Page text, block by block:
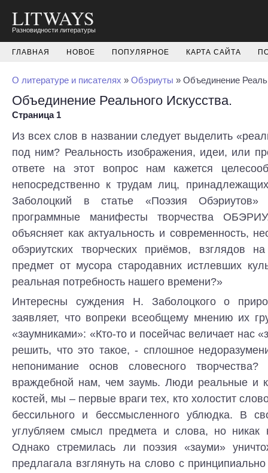
LITWAYS
Разновидности литературы
ГЛАВНАЯ НОВОЕ ПОПУЛЯРНОЕ КАРТА САЙТА
О литературе и писателях » Обэриуты » Объединение
Объединение Реального Искусства.
Страница 1
Из всех слов в названии следует выделить
под ним? Реальность изображения, идеи, или
ответе на этот вопрос нам кажется
непосредственно к трудам лиц,
Заболоцкий в статье «Поэзия Обэриутов»
программные манифесты творчества
объясняет как актуальность и современность,
обэриутских творческих приёмов, взглядов
предмет от мусора стародавних истлевших
реальная потребность нашего времени?»
Интересны суждения Н. Заболоцкого о
заявляет, что вопреки всеобщему мнению их
«заумниками»: «Кто-то и посейчас величает нас
решить, что это такое, - сплошное
непонимание основ словесного
враждебной нам, чем заумь. Люди реальные и
костей, мы – первые враги тех, кто холостит
бессильного и бессмысленного ублюдка. В
углубляем смысл предмета и слова, но никак
Однако стремилась ли поэзия «зауми»
предлагала взглянуть на слово с